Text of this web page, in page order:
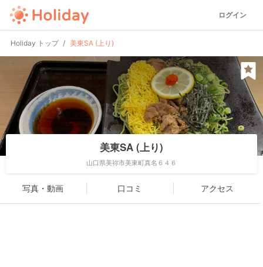
ログイン
Holiday トップ 美東SA (上り)
美東SA (上り)
山口県美祢市美東町真名６４６
写真・動画 口コミ アクセス